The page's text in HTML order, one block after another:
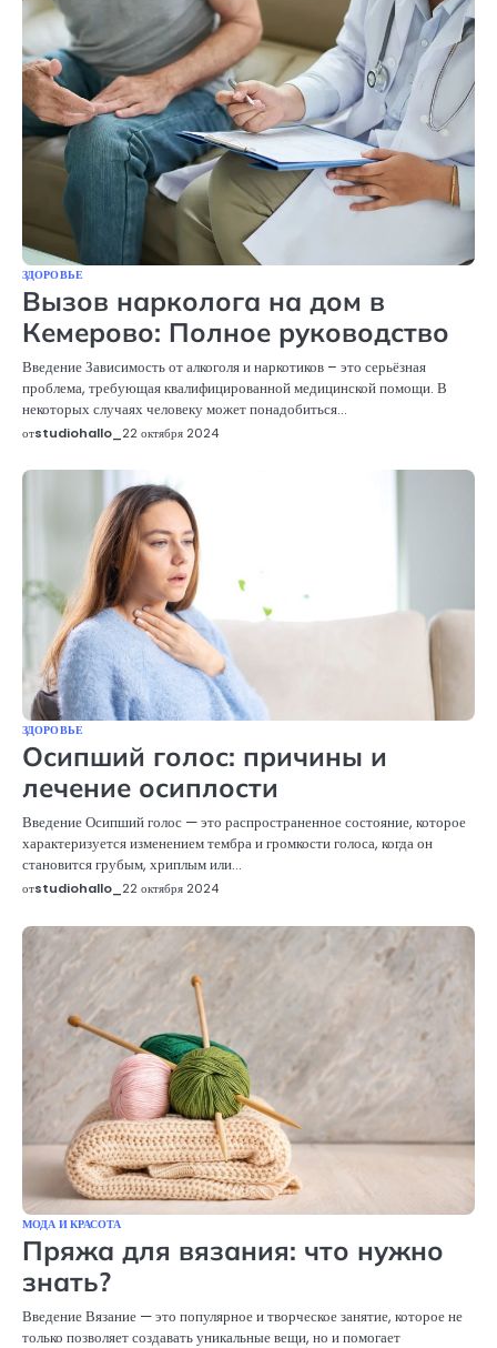
ЗДОРОВЬЕ
Вызов нарколога на дом в
Кемерово: Полное руководство
Введение Зависимость от алкоголя и наркотиков – это серьёзная
проблема, требующая квалифицированной медицинской помощи. В
некоторых случаях человеку может понадобиться…
отstudiohallo_ 22 октября 2024
ЗДОРОВЬЕ
Осипший голос: причины и
лечение осиплости
Введение Осипший голос — это распространенное состояние, которое
характеризуется изменением тембра и громкости голоса, когда он
становится грубым, хриплым или…
отstudiohallo_ 22 октября 2024
МОДА И КРАСОТА
Пряжа для вязания: что нужно
знать?
Введение Вязание — это популярное и творческое занятие, которое не
только позволяет создавать уникальные вещи, но и помогает